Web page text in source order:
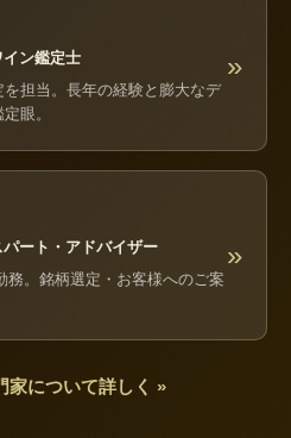
ン鑑定士
担当。長年の経験と膨大なデ
眼。
»
ート・アドバイザー
務。銘柄選定・お客様へのご案
»
家について詳しく »